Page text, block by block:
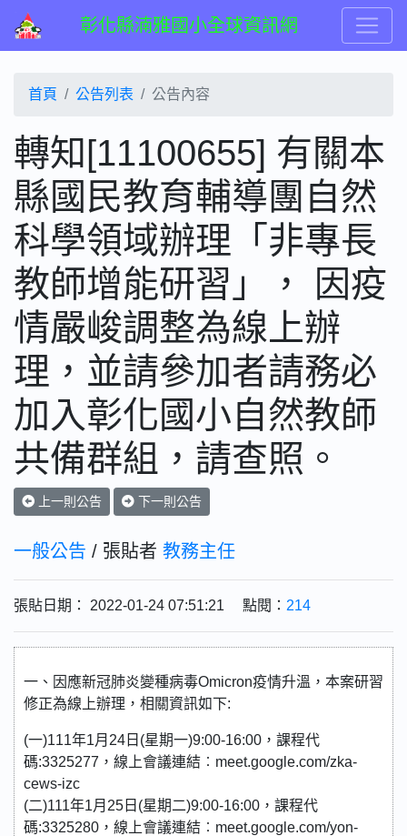
彰化縣湳雅國小全球資訊網
首頁 公告列表 公告內容
轉知[11100655] 有關本
縣國民教育輔導團自然
科學領域辦理「非專長
教師增能研習」， 因疫
情嚴峻調整為線上辦
理，並請參加者請務必
加入彰化國小自然教師
共備群組，請查照。
上一則公告 下一則公告
一般公告 / 張貼者 教務主任
張貼日期： 2022-01-24 07:51:21 點閱： 214
一、因應新冠肺炎變種病毒Omicron疫情升溫，本案研習
修正為線上辦理，相關資訊如下:
(一)111年1月24日(星期一)9:00-16:00，課程代
碼:3325277，線上會議連結︰meet.google.com/zka-
cews-izc
(二)111年1月25日(星期二)9:00-16:00，課程代
碼:3325280，線上會議連結︰meet.google.com/yon-